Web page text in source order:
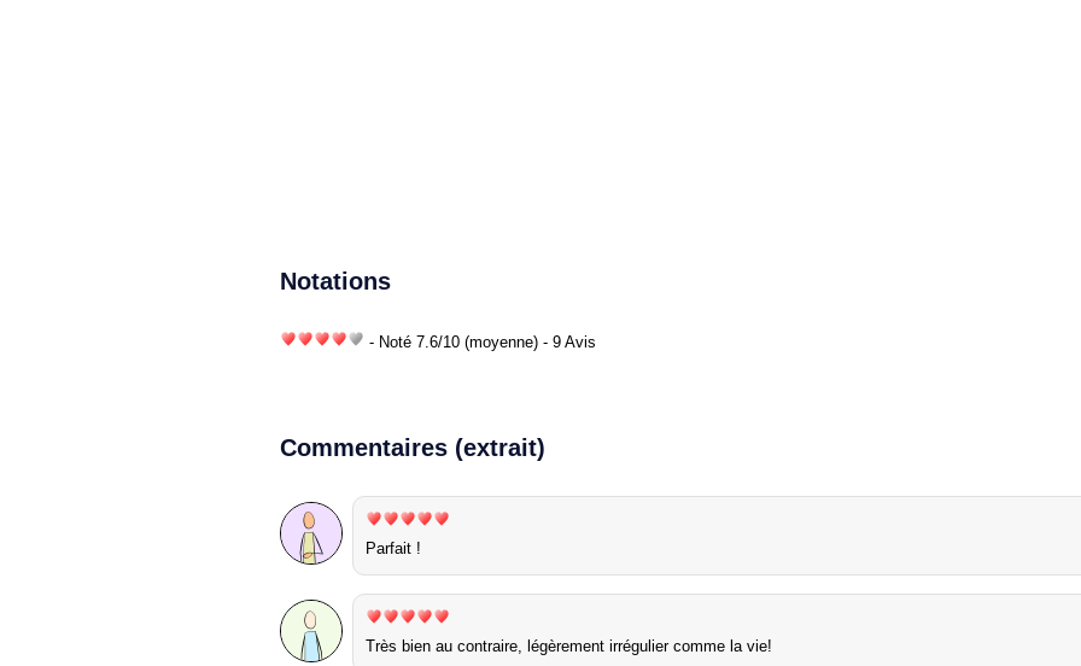
Notations
- Noté 7.6/10 (moyenne) - 9 Avis
Commentaires (extrait)
Parfait !
Très bien au contraire, légèrement irrégulier comme la vie!